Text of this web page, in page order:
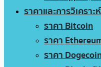
ราคาและการวิเคราะห์
ราคา Bitcoin
ราคา
ราคา